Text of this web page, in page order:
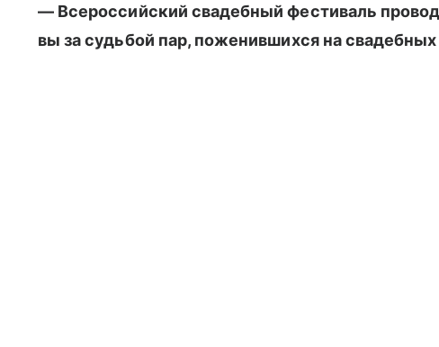
— Всероссийский свадебный фестиваль
вы за судьбой пар, поженившихся на